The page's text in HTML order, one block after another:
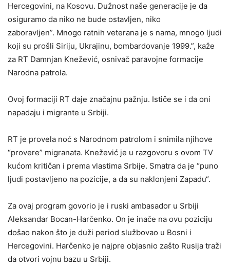
Hercegovini, na Kosovu. Dužnost naše generacije je da
osiguramo da niko ne bude ostavljen, niko
zaboravljen”. Mnogo ratnih veterana je s nama, mnogo ljudi
koji su prošli Siriju, Ukrajinu, bombardovanje 1999.”, kaže
za RT Damnjan Knežević, osnivač paravojne formacije
Narodna patrola.
Ovoj formaciji RT daje značajnu pažnju. Ističe se i da oni
napadaju i migrante u Srbiji.
RT je provela noć s Narodnom patrolom i snimila njihove
“provere” migranata. Knežević je u razgovoru s ovom TV
kućom kritičan i prema vlastima Srbije. Smatra da je “puno
ljudi postavljeno na pozicije, a da su naklonjeni Zapadu“.
Za ovaj program govorio je i ruski ambasador u Srbiji
Aleksandar Bocan-Harčenko. On je inače na ovu poziciju
došao nakon što je duži period službovao u Bosni i
Hercegovini. Harčenko je najpre objasnio zašto Rusija traži
da otvori vojnu bazu u Srbiji.